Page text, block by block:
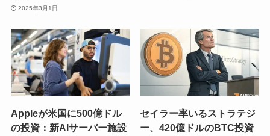
2025年3月1日
Appleが米国に500億ドル
の投資：新AIサーバー施設
セイラー率いるストラテジ
ー、420億ドルのBTC投資